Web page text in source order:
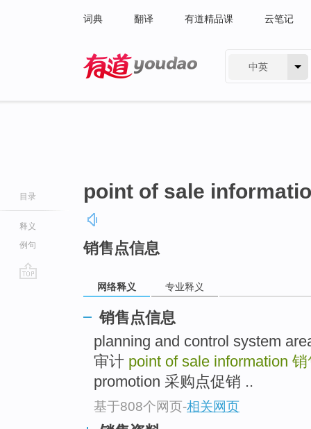
词典 翻译 有道精品课 云笔记
中英
目录
释义
例句
point of sale
销售点信息
网络释义 专业释义
销售点信息
planning and control system
审计 point of sale information 销
promotion 采购点促销 ..
基于808个网页-相关网页